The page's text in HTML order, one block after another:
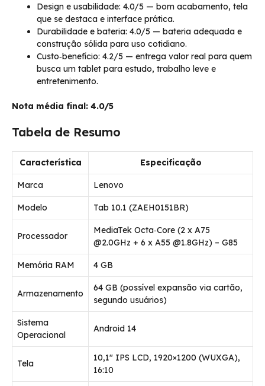
Design e usabilidade: 4.0/5 — bom acabamento, tela
que se destaca e interface prática.
Durabilidade e bateria: 4.0/5 — bateria adequada e
construção sólida para uso cotidiano.
Custo‑benefício: 4.2/5 — entrega valor real para quem
busca um tablet para estudo, trabalho leve e
entretenimento.
Nota média final: 4.0/5
Tabela de Resumo
Característica Especificação
Marca Lenovo
Modelo Tab 10.1 (ZAEH0151BR)
Processador
MediaTek Octa‑Core (2 x A75
@2.0GHz + 6 x A55 @1.8GHz) – G85
Memória RAM 4 GB
Armazenamento
64 GB (possível expansão via cartão,
segundo usuários)
Sistema
Operacional
Android 14
Tela
10,1″ IPS LCD, 1920×1200 (WUXGA),
16:10